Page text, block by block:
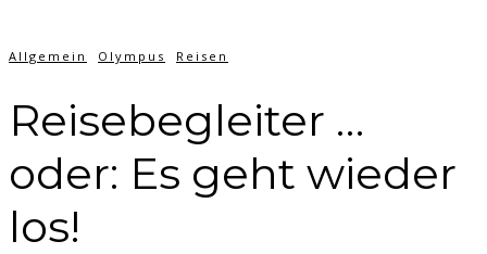
Allgemein Olympus Reisen
Reisebegleiter …
oder: Es geht wieder
los!